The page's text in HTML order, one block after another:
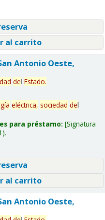
al carrito
Antonio Oeste,
del Estado.
eléctrica, sociedad del
para préstamo: Signatura
al carrito
Antonio Oeste,